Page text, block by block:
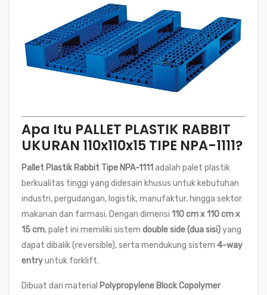
Apa Itu PALLET PLASTIK RABBIT
UKURAN 110x110x15 TIPE NPA-1111?
Pallet Plastik Rabbit Tipe NPA-1111 adalah palet plastik
berkualitas tinggi yang didesain khusus untuk kebutuhan
industri, pergudangan, logistik, manufaktur, hingga sektor
makanan dan farmasi. Dengan dimensi 110 cm x 110 cm x
15 cm, palet ini memiliki sistem double side (dua sisi)yang
dapat dibalik (reversible), serta mendukung sistem 4-way
entryuntuk forklift.
Dibuat dari material Polypropylene Block Copolymer